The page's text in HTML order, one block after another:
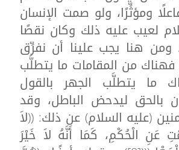
ومؤثِّرًا، ولو صمت الإنسان
لعيب عليه ذلك وكان نقصًا
ومن هنا يجب علينا أن نفرِّق
فهناك من المقامات ما يتطلَّب
ما يتطلَّب الجهر بالقول
بالحق ليدحض الباطل، وقد
(عليه السلام) عن ذلك: ((لاَ
عَنِ الْحُكْمِ، كَمَا أَنَّهُ لاَ خَيْرَ